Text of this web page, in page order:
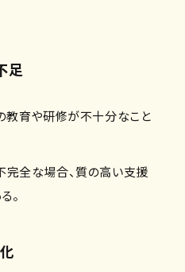
足
教育や研修が不十分なこと
全な場合、質の高い支援
。